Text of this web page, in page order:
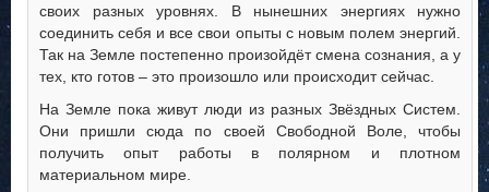
своих разных уровнях. В нынешних энергиях нужно
соединить себя и все свои опыты с новым полем энергий.
Так на Земле постепенно произойдёт смена сознания, а у
тех, кто готов – это произошло или происходит сейчас.
На Земле пока живут люди из разных Звёздных Систем.
Они пришли сюда по своей Свободной Воле, чтобы
получить опыт работы в полярном и плотном
материальном мире.